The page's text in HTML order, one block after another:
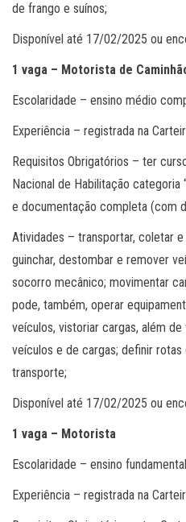
de frango e suínos;
Disponível até 17/02/2025 ou
1 vaga – Motorista de
Escolaridade – ensino médio
Experiência – registrada na
Requisitos Obrigatórios – ter
Nacional de Habilitação
e documentação completa (com
Atividades – transportar, coletar
guinchar, destombar e remover
socorro mecânico; movimentar
pode, também, operar
veículos, vistoriar cargas, além
veículos e de cargas; definir rotas
transporte;
Disponível até 17/02/2025 ou
1 vaga – Motorista
Escolaridade – ensino
Experiência – registrada na